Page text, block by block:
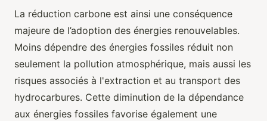
La réduction carbone est ainsi une conséquence
majeure de l’adoption des énergies renouvelables.
Moins dépendre des énergies fossiles réduit non
seulement la pollution atmosphérique, mais aussi les
risques associés à l'extraction et au transport des
hydrocarbures. Cette diminution de la dépendance
aux énergies fossiles favorise également une